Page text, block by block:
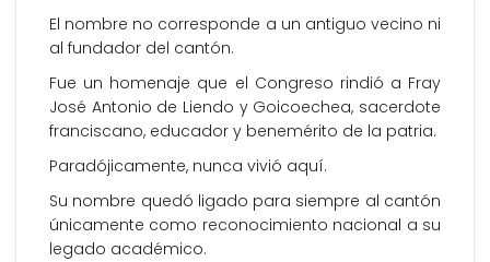
El nombre no corresponde a un antiguo vecino ni
al fundador del cantón.
Fue un homenaje que el Congreso rindió a Fray
José Antonio de Liendo y Goicoechea, sacerdote
franciscano, educador y benemérito de la patria.
Paradójicamente, nunca vivió aquí.
Su nombre quedó ligado para siempre al cantón
únicamente como reconocimiento nacional a su
legado académico.